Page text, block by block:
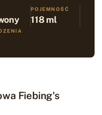
POJEMNOŚĆ
118 ml
Fiebing's